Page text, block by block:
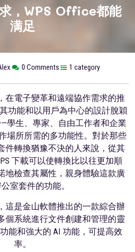
，WPS Office都能
满足
0 Comments 1 category
在電子變革和遠端協作需求的推
功能和以用戶為中心的設計脫穎
學生、專家、自由工作者和企業
場所所需的多功能性。對於那些
件轉換猶豫不決的人來說，從其
下載可以使轉換比以往更加順
地檢查其屬性，親身體驗這款廣
室套件的功能。
，這是金山軟體推出的一款綜合辦
個系統進行文件創建和管理的靈
能和強大的 AI 功能，可提高效
率。